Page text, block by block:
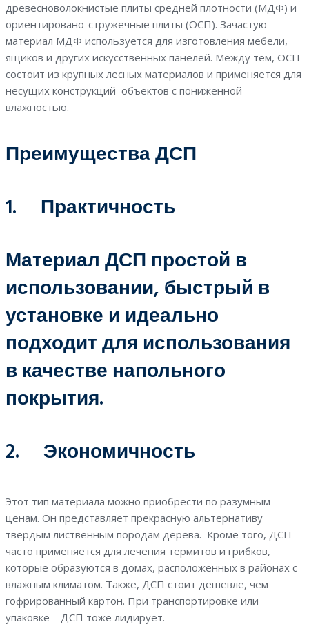
древесноволокнистые плиты средней плотности (МДФ) и
ориентировано-стружечные плиты (ОСП). Зачастую
материал МДФ используется для изготовления мебели,
ящиков и других искусственных панелей. Между тем, ОСП
состоит из крупных лесных материалов и применяется для
несущих конструкций объектов с пониженной
влажностью.
Преимущества ДСП
1. Практичность
Материал ДСП простой в
использовании, быстрый в
установке и идеально
подходит для использования
в качестве напольного
покрытия.
2. Экономичность
Этот тип материала можно приобрести по разумным
ценам. Он представляет прекрасную альтернативу
твердым лиственным породам дерева. Кроме того, ДСП
часто применяется для лечения термитов и грибков,
которые образуются в домах, расположенных в районах с
влажным климатом. Также, ДСП стоит дешевле, чем
гофрированный картон. При транспортировке или
упаковке – ДСП тоже лидирует.